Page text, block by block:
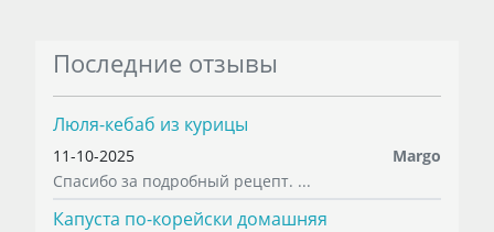
Последние отзывы
Люля-кебаб из курицы
11-10-2025
Margo
Спасибо за подробный рецепт. ...
Капуста по-корейски домашняя